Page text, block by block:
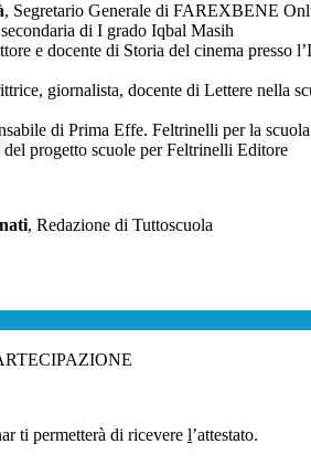
, Segretario Generale di FAREXBENE
di I grado Iqbal Masih
e docente di Storia del cinema presso
giornalista, docente di Lettere nella
di Prima Effe. Feltrinelli per la scuola
del progetto scuole per Feltrinelli Editore
, Redazione di Tuttoscuola
ti permetterà di ricevere l’attestato.